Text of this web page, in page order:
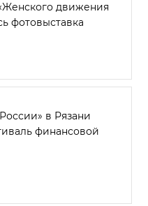
движения
фотовыставка
в Рязани
финансовой